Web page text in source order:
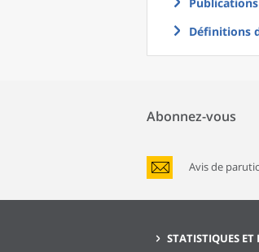
Définitions
Abonnez-vous
Avis de
STATISTIQUES ET